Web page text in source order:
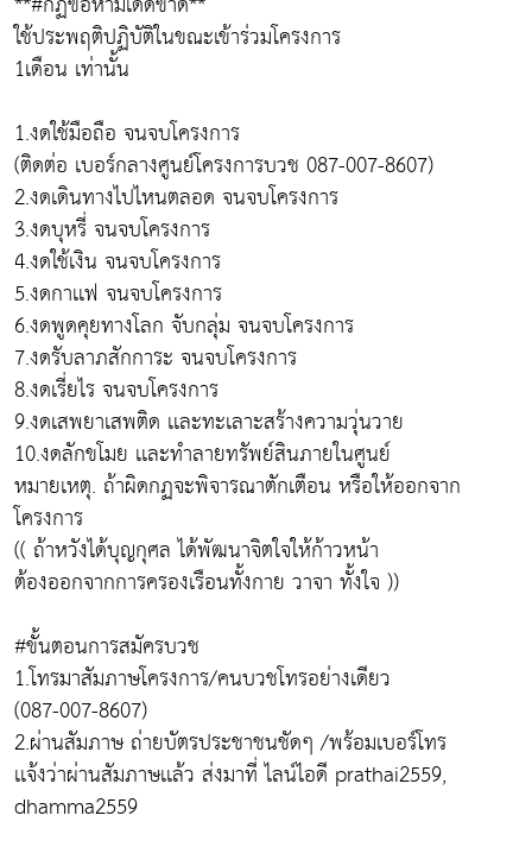
ใช้ประพฤติปฏิบัติในขณะเข้าร่วมโครงการ
1เดือน เท่านั้น
1.งดใช้มือถือ จนจบโครงการ
(ติดต่อ เบอร์กลางศูนย์โครงการบวช 087-007-8607)
2.งดเดินทางไปไหนตลอด จนจบโครงการ
3.งดบุหรี่ จนจบโครงการ
4.งดใช้เงิน จนจบโครงการ
5.งดกาเเฟ จนจบโครงการ
6.งดพูดคุยทางโลก จับกลุ่ม จนจบโครงการ
7.งดรับลาภสักการะ จนจบโครงการ
8.งดเรี่ยไร จนจบโครงการ
9.งดเสพยาเสพติด เเละทะเลาะสร้างความวุ่นวาย
10.งดลักขโมย เเละทำลายทรัพย์สินภายในศูนย์
หมายเหตุ. ถ้าผิดกฏจะพิจารณาตักเตือน หรือให้ออกจาก
โครงการ
(( ถ้าหวังได้บุญกุศล ได้พัฒนาจิตใจให้ก้าวหน้า
ต้องออกจากการครองเรือนทั้งกาย วาจา ทั้งใจ ))
#ขั้นตอนการสมัครบวช
1.โทรมาสัมภาษโครงการ/คนบวชโทรอย่างเดียว
(087-007-8607)
2.ผ่านสัมภาษ ถ่ายบัตรประชาชนชัดๆ /พร้อมเบอร์โทร
เเจ้งว่าผ่านสัมภาษเเล้ว ส่งมาที่ ไลน์ไอดี prathai2559,
dhamma2559